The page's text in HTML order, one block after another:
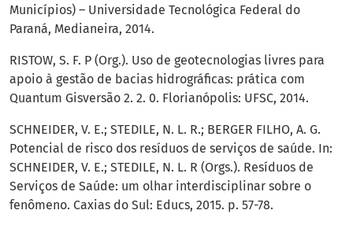
Municípios) – Universidade Tecnológica Federal do
Paraná, Medianeira, 2014.
RISTOW, S. F. P (Org.). Uso de geotecnologias livres para
apoio à gestão de bacias hidrográficas: prática com
Quantum Gisversão 2. 2. 0. Florianópolis: UFSC, 2014.
SCHNEIDER, V. E.; STEDILE, N. L. R.; BERGER FILHO, A. G.
Potencial de risco dos resíduos de serviços de saúde. In:
SCHNEIDER, V. E.; STEDILE, N. L. R (Orgs.). Resíduos de
Serviços de Saúde: um olhar interdisciplinar sobre o
fenômeno. Caxias do Sul: Educs, 2015. p. 57-78.